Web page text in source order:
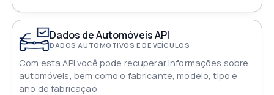
Dados de Automóveis API
DADOS AUTOMOTIVOS E DE VEÍCULOS
Com esta API você pode recuperar informações sobre
automóveis, bem como o fabricante, modelo, tipo e
ano de fabricação